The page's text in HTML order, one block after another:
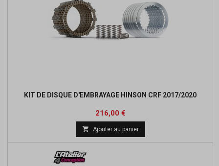
KIT DE DISQUE D'EMBRAYAGE HINSON CRF 2017/2020
Prix
216,00 €Prix
de
base
 Ajouter au panier